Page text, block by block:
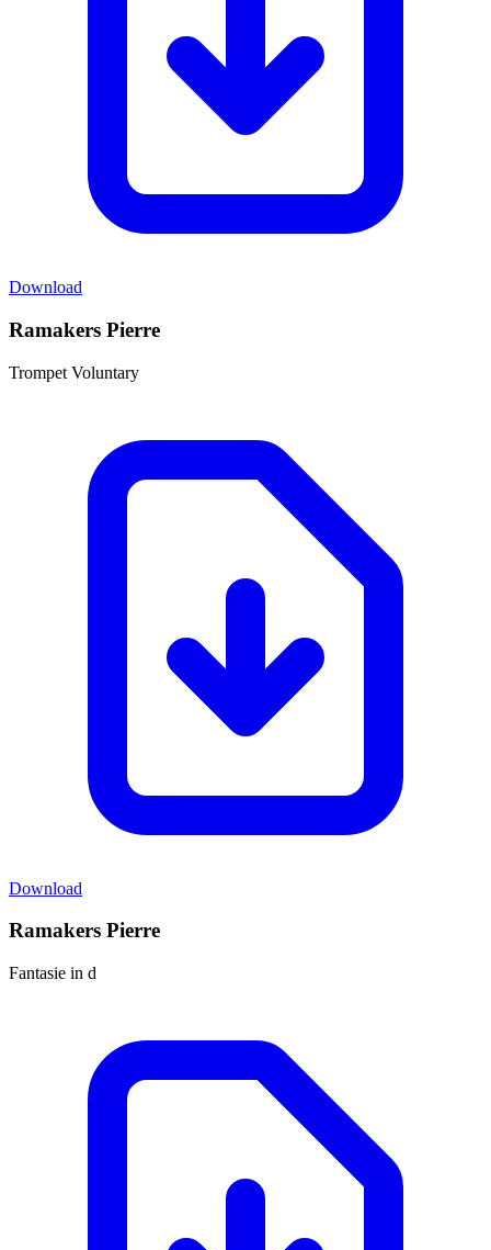
Download
Ramakers Pierre
Trompet Voluntary
Download
Ramakers Pierre
Fantasie in d